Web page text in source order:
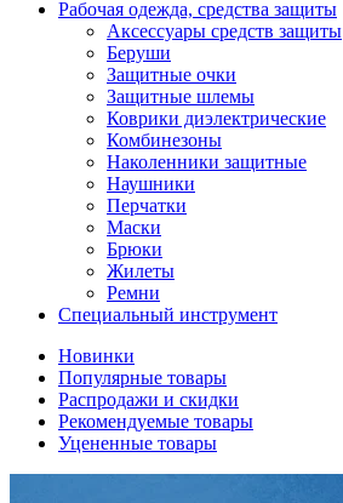
Рабочая одежда, средства защиты
Аксессуары средств защиты
Беруши
Защитные очки
Защитные шлемы
Коврики диэлектрические
Комбинезоны
Наколенники защитные
Наушники
Перчатки
Маски
Брюки
Жилеты
Ремни
Специальный инструмент
Новинки
Популярные товары
Распродажи и скидки
Рекомендуемые товары
Уцененные товары